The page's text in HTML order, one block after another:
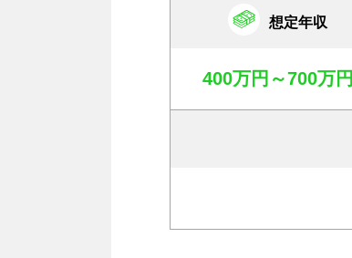
想定年収
400万円～700万円